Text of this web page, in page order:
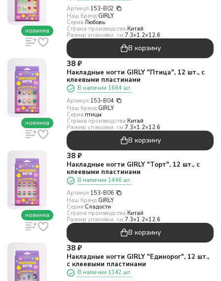
новинка
Артикул:153-B02
Наш бренд:GIRLY
Серия:Любовь
Страна производства:Китай
Размер упаковки, см:7.3×1.2×12.6
В корзину
новинка
38 ₽
Накладные ногти GIRLY "Птица", 12 шт., с
клеевыми пластинами
В наличии 1664 шт.
Артикул:153-B04
Наш бренд:GIRLY
Серия:птицы
Страна производства:Китай
Размер упаковки, см:7.3×1.2×12.6
В корзину
новинка
38 ₽
Накладные ногти GIRLY "Торт", 12 шт., с
клеевыми пластинами
В наличии 1446 шт.
Артикул:153-B06
Наш бренд:GIRLY
Серия:Сладости
Страна производства:Китай
Размер упаковки, см:7.3×1.2×12.6
В корзину
38 ₽
Накладные ногти GIRLY "Единорог", 12 шт.,
с клеевыми пластинами
В наличии 1142 шт.